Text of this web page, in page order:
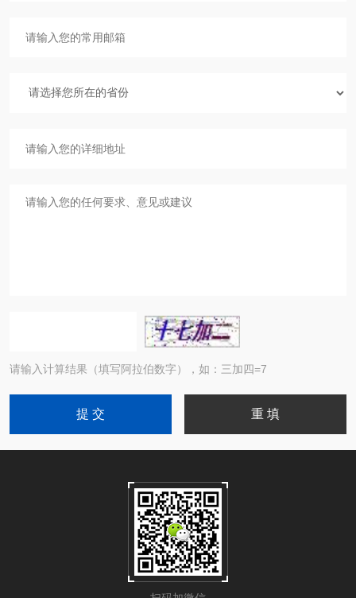
请输入计算结果（填写阿拉伯数字），如：三加四=7